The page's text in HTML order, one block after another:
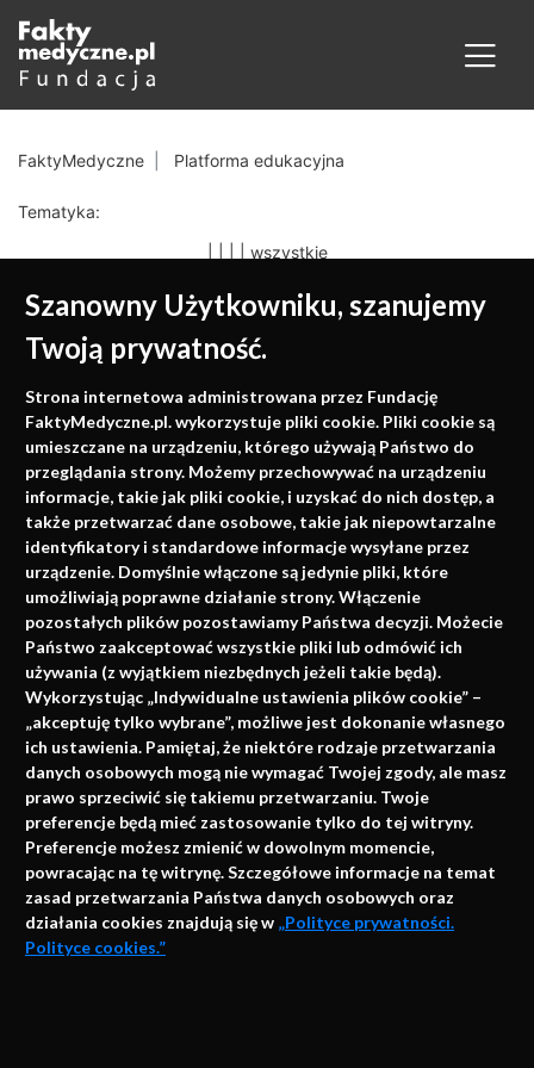
Szanowny Użytkowniku, szanujemy
Twoją prywatność.
Strona internetowa administrowana przez Fundację
FaktyMedyczne.pl. wykorzystuje pliki cookie. Pliki cookie są
umieszczane na urządzeniu, którego używają Państwo do
przeglądania strony. Możemy przechowywać na urządzeniu
informacje, takie jak pliki cookie, i uzyskać do nich dostęp, a
także przetwarzać dane osobowe, takie jak niepowtarzalne
identyfikatory i standardowe informacje wysyłane przez
urządzenie. Domyślnie włączone są jedynie pliki, które
umożliwiają poprawne działanie strony. Włączenie
pozostałych plików pozostawiamy Państwa decyzji. Możecie
Państwo zaakceptować wszystkie pliki lub odmówić ich
używania (z wyjątkiem niezbędnych jeżeli takie będą).
Wykorzystując „Indywidualne ustawienia plików cookie” –
„akceptuję tylko wybrane”, możliwe jest dokonanie własnego
ich ustawienia. Pamiętaj, że niektóre rodzaje przetwarzania
danych osobowych mogą nie wymagać Twojej zgody, ale masz
prawo sprzeciwić się takiemu przetwarzaniu. Twoje
preferencje będą mieć zastosowanie tylko do tej witryny.
Preferencje możesz zmienić w dowolnym momencie,
powracając na tę witrynę. Szczegółowe informacje na temat
zasad przetwarzania Państwa danych osobowych oraz
działania cookies znajdują się w „Polityce prywatności.
Polityce cookies.”
FaktyMedyczne Platforma edukacyjna
Tematyka:
wszystkie
Medycyna oparta na
faktach
Konferencje, szkolenia, e-learning, wydawnictwo
Napisz do nas
info@faktymedyczne.pl
ul. Towarowa 2
43-460 Wisła
Redakcja medyczna:
ul. Wolności 338b